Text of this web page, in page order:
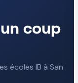
coup
écoles IB à San